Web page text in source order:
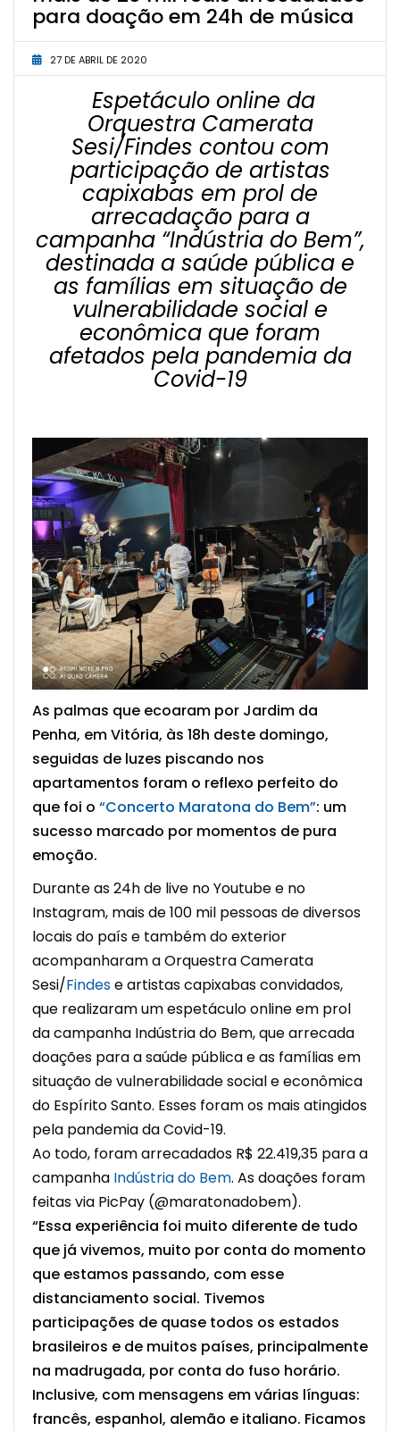
para doação em 24h de música
27 DE ABRIL DE 2020
Espetáculo online da
Orquestra Camerata
Sesi/Findes contou com
participação de artistas
capixabas em prol de
arrecadação para a
campanha “Indústria do Bem”,
destinada a saúde pública e
as famílias em situação de
vulnerabilidade social e
econômica que foram
afetados pela pandemia da
Covid-19
As palmas que ecoaram por Jardim da
Penha, em Vitória, às 18h deste domingo,
seguidas de luzes piscando nos
apartamentos foram o reflexo perfeito do
que foi o “Concerto Maratona do Bem”: um
sucesso marcado por momentos de pura
emoção.
Durante as 24h de live no Youtube e no
Instagram, mais de 100 mil pessoas de diversos
locais do país e também do exterior
acompanharam a Orquestra Camerata
Sesi/Findese artistas capixabas convidados,
que realizaram um espetáculo online em prol
da campanha Indústria do Bem, que arrecada
doações para a saúde pública e as famílias em
situação de vulnerabilidade social e econômica
do Espírito Santo. Esses foram os mais atingidos
pela pandemia da Covid-19.
Ao todo, foram arrecadados R$ 22.419,35 para a
campanha Indústria do Bem. As doações foram
feitas via PicPay (@maratonadobem).
“Essa experiência foi muito diferente de tudo
que já vivemos, muito por conta do momento
que estamos passando, com esse
distanciamento social. Tivemos
participações de quase todos os estados
brasileiros e de muitos países, principalmente
na madrugada, por conta do fuso horário.
Inclusive, com mensagens em várias línguas:
francês, espanhol, alemão e italiano. Ficamos